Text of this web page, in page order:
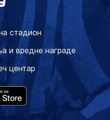
стадион
и вредне награде
центар